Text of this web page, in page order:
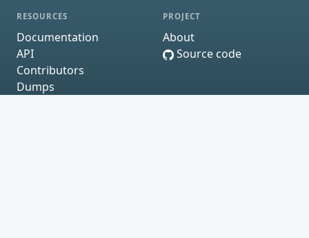
RESOURCES
Documentation
API
Contributors
Dumps
PROJECT
About
Source code